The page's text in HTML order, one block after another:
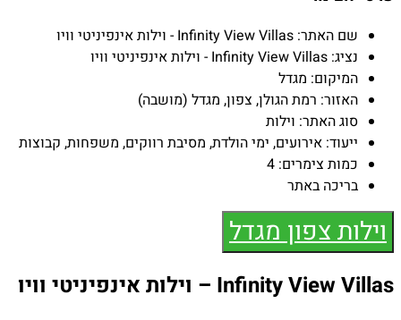
שם האתר: Infinity View Villas - וילות אינפיניטי וויו
נציג: Infinity View Villas - וילות אינפיניטי וויו
המיקום: מגדל
האזור: רמת הגולן, צפון, מגדל (מושבה)
סוג האתר: וילות
ייעוד: אירועים, ימי הולדת, מסיבת רווקים, משפחות, קבוצות
כמות צימרים: 4
בריכה באתר
וילות צפון מגדל
Infinity View Villas – וילות אינפיניטי וויו